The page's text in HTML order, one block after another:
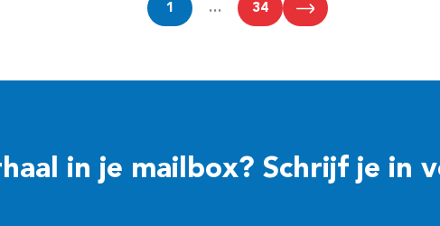
1 … 34
in je mailbox? Schrijf je in